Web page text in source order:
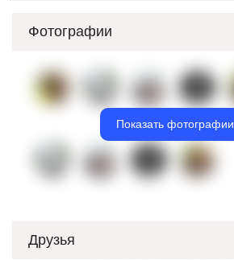
Фотографии
Показать фотографии
Друзья